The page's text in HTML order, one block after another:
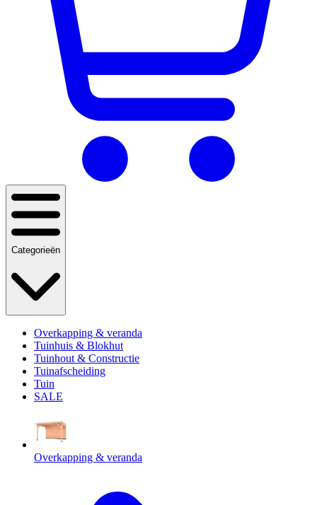
Categorieën
Overkapping & veranda
Tuinhuis & Blokhut
Tuinhout & Constructie
Tuinafscheiding
Tuin
SALE
Overkapping & veranda